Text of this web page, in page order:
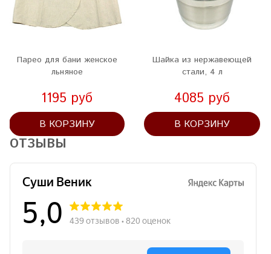
Парео для бани женское
льняное
1195 руб
В КОРЗИНУ
Шайка из нержавеющей
стали, 4 л
4085 руб
В КОРЗИНУ
ОТЗЫВЫ